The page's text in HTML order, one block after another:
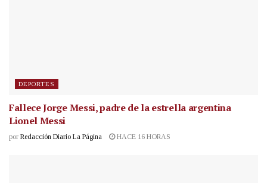
DEPORTES
Fallece Jorge Messi, padre de la estrella argentina
Lionel Messi
por Redacción Diario La Página HACE 16 HORAS